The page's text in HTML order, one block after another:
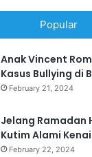
Popular
Anak Vincent
Kasus Bullying di
February 21, 2024
Jelang Ramadan
Kutim Alami
February 22, 2024